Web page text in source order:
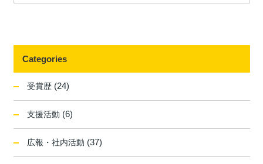
Categories
受賞歴 (24)
支援活動 (6)
広報・社内活動 (37)